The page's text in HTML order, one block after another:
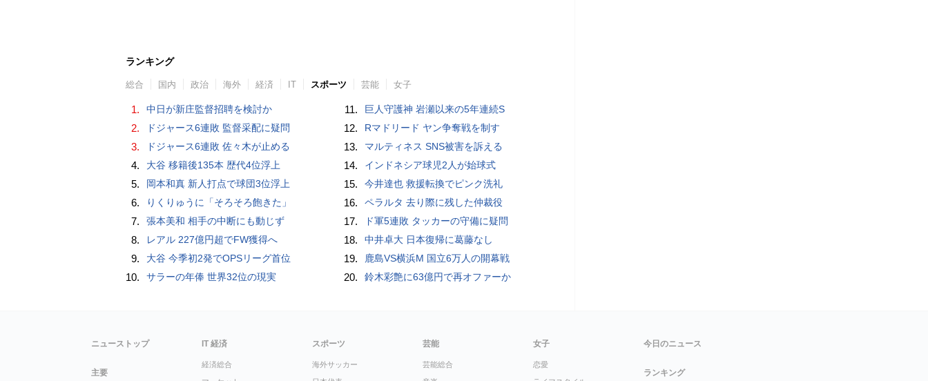
ランキング
総合 国内 政治 海外 経済 IT スポーツ 芸能 女子
1. 中日が新庄監督招聘を検討か
2. ドジャース6連敗 監督采配に疑問
3. ドジャース6連敗 佐々木が止める
4. 大谷 移籍後135本 歴代4位浮上
5. 岡本和真 新人打点で球団3位浮上
6. りくりゅうに「そろそろ飽きた」
7. 張本美和 相手の中断にも動じず
8. レアル 227億円超でFW獲得へ
9. 大谷 今季初2発でOPSリーグ首位
10. サラーの年俸 世界32位の現実
11. 巨人守護神 岩瀬以来の5年連続S
12. Rマドリード ヤン争奪戦を制す
13. マルティネス SNS被害を訴える
14. インドネシア球児2人が始球式
15. 今井達也 救援転換でピンク洗礼
16. ペラルタ 去り際に残した仲裁役
17. ド軍5連敗 タッカーの守備に疑問
18. 中井卓大 日本復帰に葛藤なし
19. 鹿島VS横浜M 国立6万人の開幕戦
20. 鈴木彩艶に63億円で再オファーか
ニューストップ
主要
IT 経済
経済総合
スポーツ
海外サッカー
芸能
芸能総合
女子
恋愛
今日のニュース
ランキング